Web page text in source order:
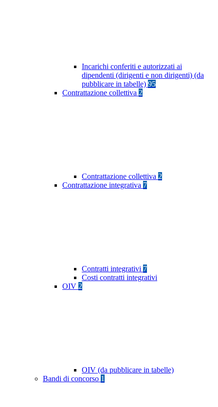
Incarichi conferiti e autorizzati ai
dipendenti (dirigenti e non dirigenti) (da
pubblicare in tabelle) 95
Contrattazione collettiva 2
Contrattazione collettiva 2
Contrattazione integrativa 7
Contratti integrativi 7
Costi contratti integrativi
OIV 2
OIV (da pubblicare in tabelle)
Bandi di concorso 1